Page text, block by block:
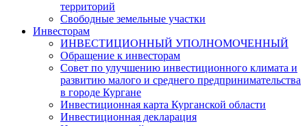
территорий
Свободные земельные участки
Инвесторам
ИНВЕСТИЦИОННЫЙ УПОЛНОМОЧЕННЫЙ
Обращение к инвесторам
Совет по улучшению инвестиционного климата и
развитию малого и среднего предпринимательства
в городе Кургане
Инвестиционная карта Курганской области
Инвестиционная декларация